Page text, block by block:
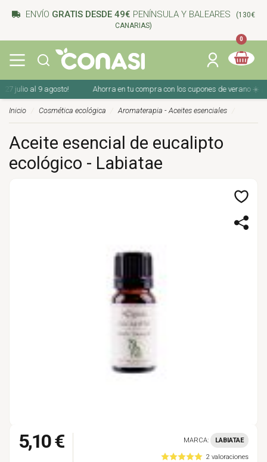
ENVÍO GRATIS DESDE 49€ PENÍNSULA Y BALEARES
(130€
CANARIAS)
0
julio al 9 agosto! Ahorra en tu compra con los cupones de verano ☀️ ¡Del
Inicio Cosmética ecológica Aromaterapia - Aceites esenciales
Aceite esencial de eucalipto
ecológico - Labiatae
5,10 € MARCA: LABIATAE
2 valoraciones